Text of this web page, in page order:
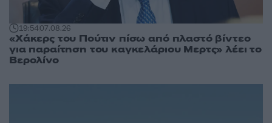
19:5407.08.26
«Χάκερς του Πούτιν πίσω από πλαστό βίντεο
για παραίτηση του καγκελάριου Μερτς» λέει το
Βερολίνο